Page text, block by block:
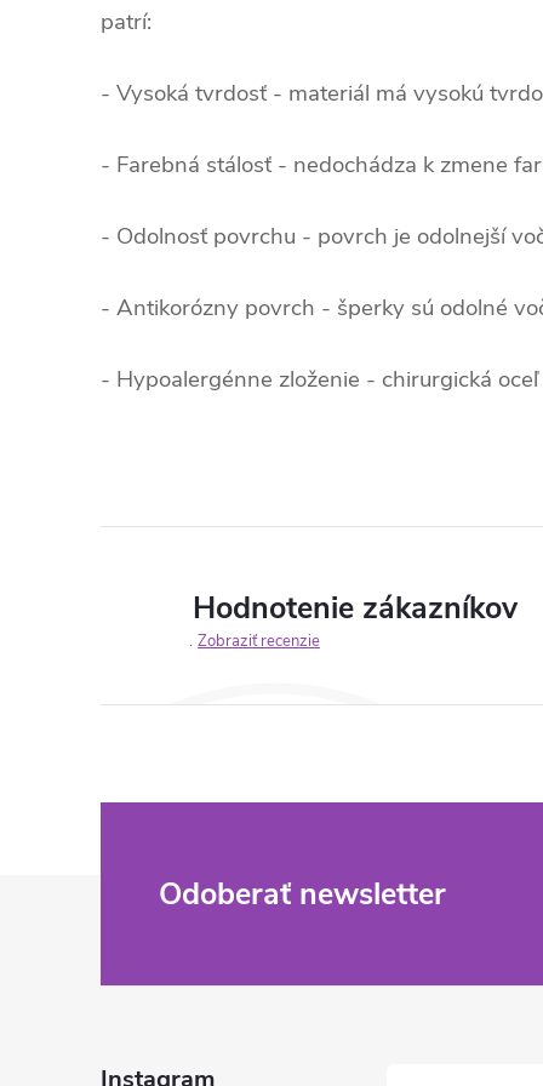
patrí:
- Vysoká tvrdosť - materiál má vysokú
- Farebná stálosť - nedochádza k zmene
- Odolnosť povrchu - povrch je odolnejší
- Antikorózny povrch - šperky sú odolné
- Hypoalergénne zloženie - chirurgická
Hodnotenie zákazníkov
Zobraziť recenzie
Odoberať newsletter
Instagram